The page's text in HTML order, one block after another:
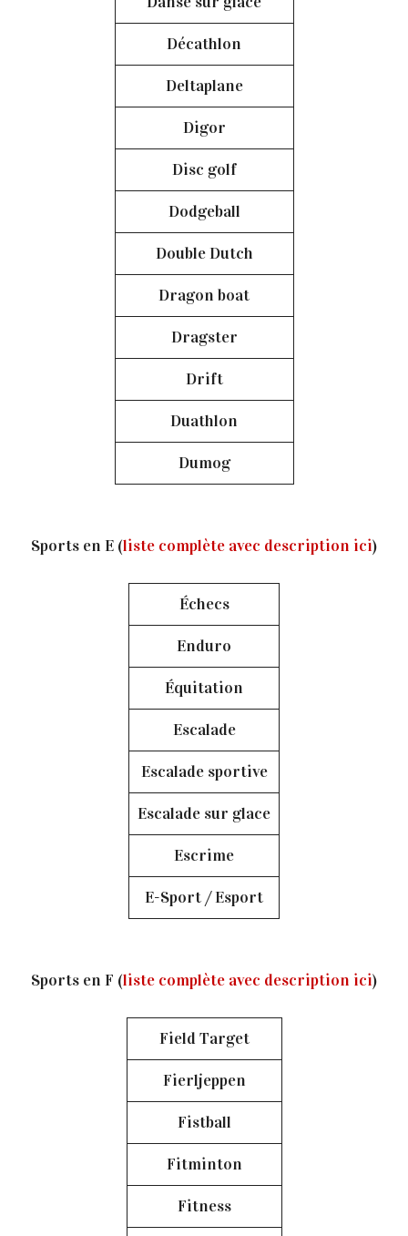
Décathlon
Deltaplane
Digor
Disc golf
Dodgeball
Double Dutch
Dragon boat
Dragster
Drift
Duathlon
Dumog
Sports en E (liste complète avec description ici)
Échecs
Enduro
Équitation
Escalade
Escalade sportive
Escalade sur glace
Escrime
E-Sport / Esport
Sports en F (liste complète avec description ici)
Field Target
Fierljeppen
Fistball
Fitminton
Fitness